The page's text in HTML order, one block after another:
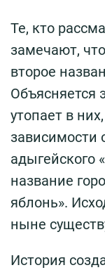
Те, кто
замечают,
второе
Объясняется
утопает в
зависимости
адыгейского
название
яблонь».
ныне
История